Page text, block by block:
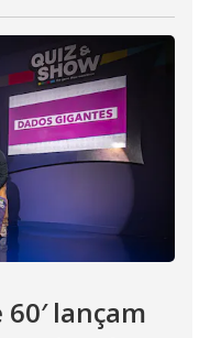
lançam